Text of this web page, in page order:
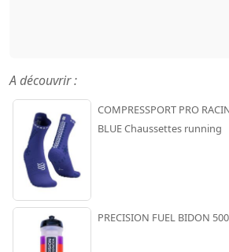
A découvrir :
COMPRESSPORT PRO
BLUE Chaussettes running
PRECISION FUEL BIDON